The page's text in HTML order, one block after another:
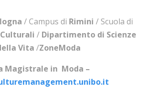
/ Campus di Rimini / Scuola di
/ Dipartimento di Scienze
Vita /ZoneModa
Magistrale in Moda –